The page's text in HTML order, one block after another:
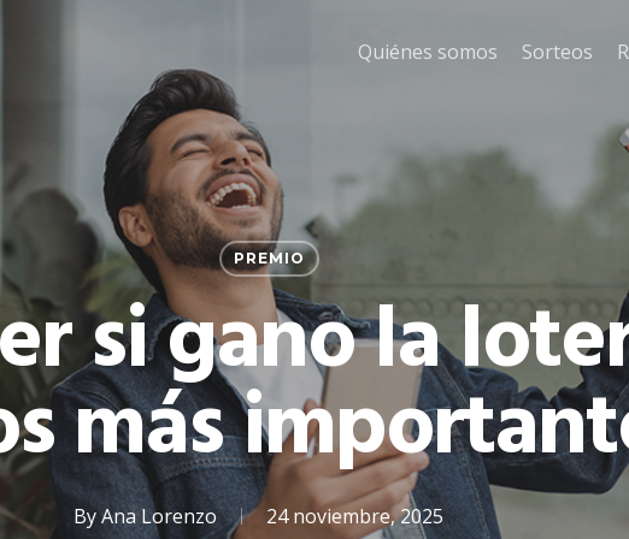
Quiénes somos Sorteos
PREMIO
si gano la
más
By Ana Lorenzo 24 noviembre, 2025